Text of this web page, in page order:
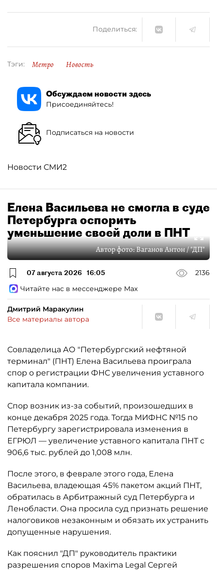
Поделиться:
Тэги: Метро Новость
Обсуждаем новости здесь
Присоединяйтесь!
Подписаться на новости
Новости СМИ2
Елена Васильева не смогла в суде
Петербурга оспорить
уменьшение своей доли в ПНТ
Автор фото:Ваганов Антон / "ДП"
07 августа 2026 16:05
2136
Читайте нас в мессенджере Max
Дмитрий Маракулин
Все материалы автора
Совладелица АО "Петербургский нефтяной
терминал" (ПНТ) Елена Васильева проиграла
спор о регистрации ФНС увеличения уставного
капитала компании.
Спор возник из-за событий, произошедших в
конце декабря 2025 года. Тогда МИФНС №15 по
Петербургу зарегистрировала изменения в
ЕГРЮЛ — увеличение уставного капитала ПНТ с
906,6 тыс. рублей до 1,008 млн.
После этого, в феврале этого года, Елена
Васильева, владеющая 45% пакетом акций ПНТ,
обратилась в Арбитражный суд Петербурга и
Ленобласти. Она просила суд признать решение
налоговиков незаконным и обязать их устранить
допущенные нарушения.
Как пояснил "ДП" руководитель практики
разрешения споров Maxima Legal Сергей